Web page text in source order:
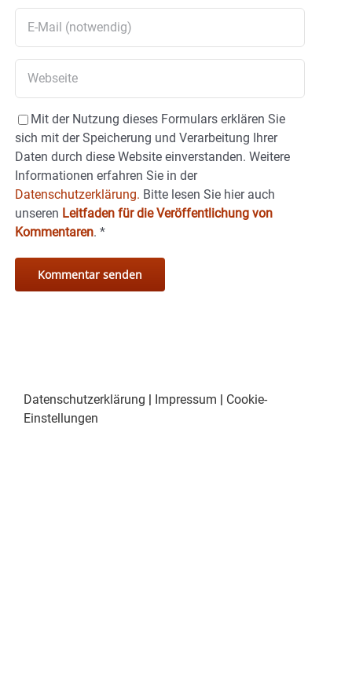
Mit der Nutzung dieses Formulars erklären Sie
sich mit der Speicherung und Verarbeitung Ihrer
Daten durch diese Website einverstanden. Weitere
Informationen erfahren Sie in der
Datenschutzerklärung. Bitte lesen Sie hier auch
unseren Leitfaden für die Veröffentlichung von
Kommentaren. *
Datenschutzerklärung | Impressum | Cookie-
Einstellungen